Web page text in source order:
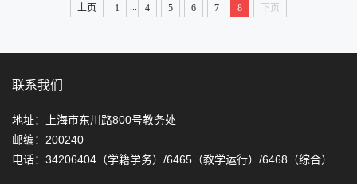
上页 1 ... 4 5 6 7 8 下页
联系我们
地址：上海市东川路800号教务处
邮编：200240
电话：34206404（学籍学务）/6465（教学运行）/6468（综合）